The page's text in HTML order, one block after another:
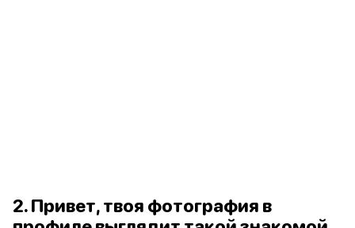
2. Привет, твоя фотография в